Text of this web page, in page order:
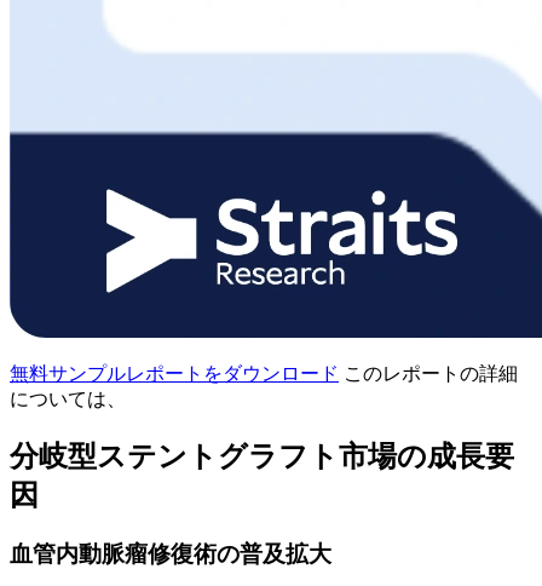
無料サンプルレポートをダウンロード このレポートの詳細
については、
分岐型ステントグラフト市場の成長要
因
血管内動脈瘤修復術の普及拡大